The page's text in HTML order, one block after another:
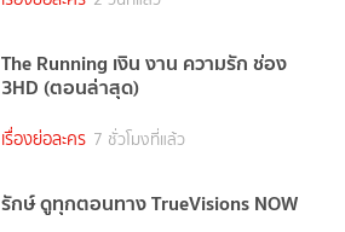
The Running เงิน งาน ความรัก ช่อง
3HD (ตอนล่าสุด)
เรื่องย่อละคร 7 ชั่วโมงที่แล้ว
รักษ์ ดูทุกตอนทาง TrueVisions NOW